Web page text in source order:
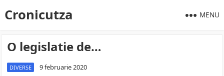
Cronicutza MENU
O legislatie de…
DIVERSE 9 februarie 2020